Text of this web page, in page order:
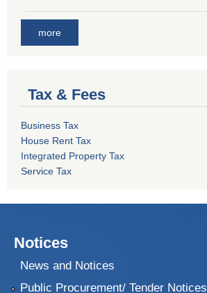
more
Tax & Fees
Business Tax
House Rent Tax
Integrated Property Tax
Service Tax
Notices
News and Notices
Public Procurement/ Tender Notices